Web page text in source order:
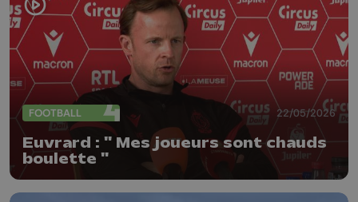
FOOTBALL 22/05/2026
Euvrard : " Mes joueurs sont chauds
boulette "